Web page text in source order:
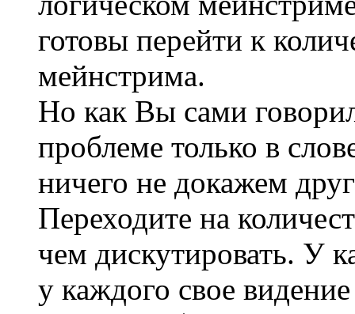
готовы перейти к
мейнстрима.
Но как Вы сами
проблеме только в
ничего не докажем
Переходите на
чем дискутировать. У
у каждого свое